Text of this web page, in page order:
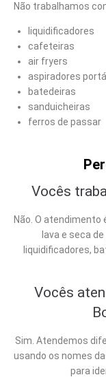
Não trabalhamos
liquidificadores
cafeteiras
air fryers
aspiradores
batedeiras
sanduicheiras
ferros de passar
Vocês
Não. O atendimento
lava e seca
liquidificadores,
Vocês
Sim. Atendemos
usando os nomes
para